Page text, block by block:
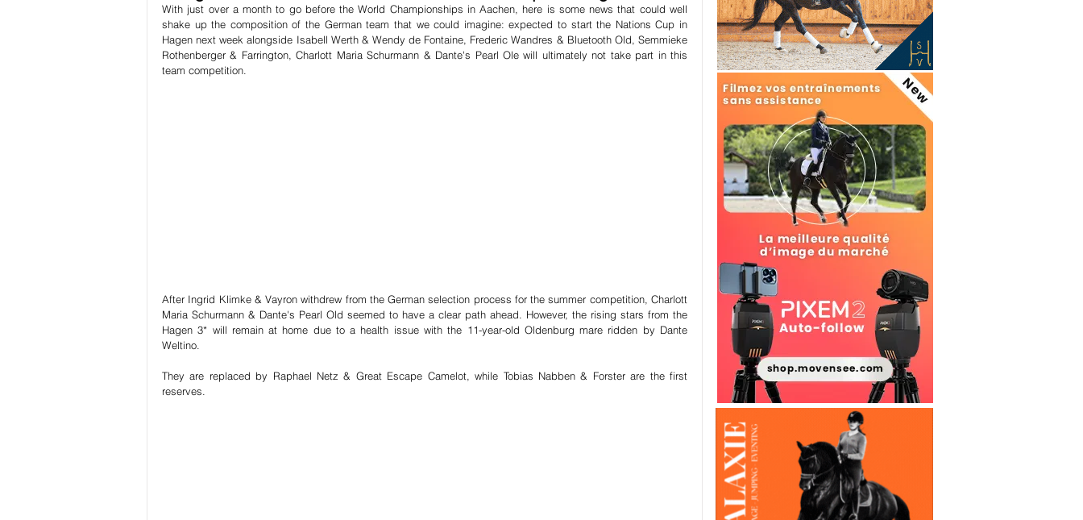
With just over a month to go before the World Championships in Aachen, here is some news that could well
shake up the composition of the German team that we could imagine: expected to start the Nations Cup in
Hagen next week alongside Isabell Werth & Wendy de Fontaine, Frederic Wandres & Bluetooth Old, Semmieke
Rothenberger & Farrington, Charlott Maria Schurmann & Dante's Pearl Ole will ultimately not take part in this
team competition.
After Ingrid Klimke & Vayron withdrew from the German selection process for the summer competition, Charlott
Maria Schurmann & Dante's Pearl Old seemed to have a clear path ahead. However, the rising stars from the
Hagen 3* will remain at home due to a health issue with the 11-year-old Oldenburg mare ridden by Dante
Weltino.
They are replaced by Raphael Netz & Great Escape Camelot, while Tobias Nabben & Forster are the first
reserves.